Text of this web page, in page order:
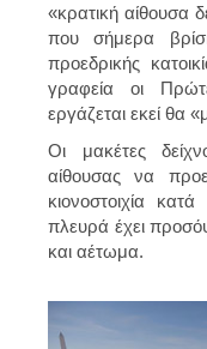
«κρατική αίθουσα
που σήμερα
προεδρικής
γραφεία οι
εργάζεται εκεί θα
Οι μακέτες
αίθουσας να
κιονοστοιχία
πλευρά έχει
και αέτωμα.